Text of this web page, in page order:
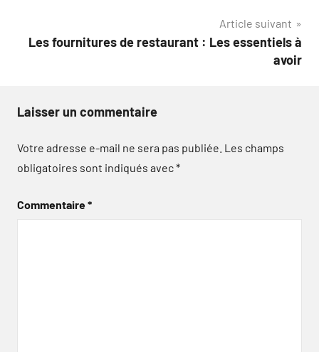
Article suivant
Les fournitures de restaurant : Les essentiels à
avoir
Laisser un commentaire
Votre adresse e-mail ne sera pas publiée. Les champs
obligatoires sont indiqués avec*
Commentaire*